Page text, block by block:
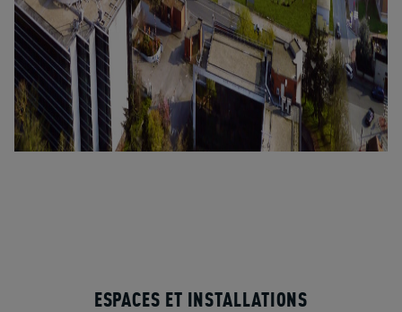
ESPACES ET INSTALLATIONS